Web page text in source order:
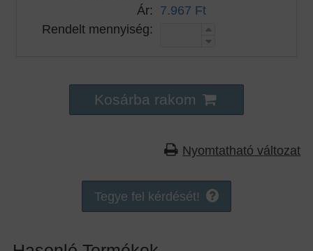
Ár: 7.967 Ft
Rendelt mennyiség:
Kosárba rakom
Nyomtatható változat
Tegye fel kérdését!